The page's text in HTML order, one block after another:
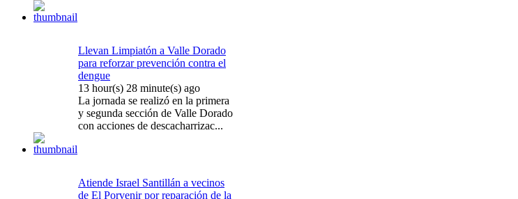
Llevan Limpiatón a Valle Dorado
para reforzar prevención contra el
dengue
13 hour(s) 28 minute(s) ago
La jornada se realizó en la primera
y segunda sección de Valle Dorado
con acciones de descacharrizac...
Atiende Israel Santillán a vecinos
de El Porvenir por reparación de la